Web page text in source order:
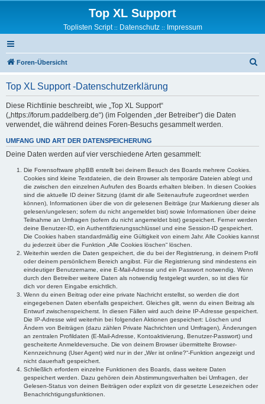
Top XL Support
Toplisten Script:: Datenschutz:: Impressum
Foren-Übersicht
Top XL Support -Datenschutzerklärung
Diese Richtlinie beschreibt, wie „Top XL Support“
(„https://forum.paddelberg.de“) (im Folgenden „der Betreiber“) die Daten
verwendet, die während deines Foren-Besuchs gesammelt werden.
UMFANG UND ART DER DATENSPEICHERUNG
Deine Daten werden auf vier verschiedene Arten gesammelt:
Die Forensoftware phpBB erstellt bei deinem Besuch des Boards mehrere Cookies.
Cookies sind kleine Textdateien, die dein Browser als temporäre Dateien ablegt und
die zwischen den einzelnen Aufrufen des Boards erhalten bleiben. In diesen Cookies
sind die aktuelle ID deiner Sitzung (damit dir alle Seitenaufrufe zugeordnet werden
können), Informationen über die von dir gelesenen Beiträge (zur Markierung dieser als
gelesen/ungelesen; sofern du nicht angemeldet bist) sowie Informationen über deine
Teilnahme an Umfragen (sofern du nicht angemeldet bist) gespeichert. Ferner werden
deine Benutzer-ID, ein Authentifizierungsschlüssel und eine Session-ID gespeichert.
Die Cookies haben standardmäßig eine Gültigkeit von einem Jahr. Alle Cookies kannst
du jederzeit über die Funktion „Alle Cookies löschen“ löschen.
Weiterhin werden die Daten gespeichert, die du bei der Registrierung, in deinem Profil
oder deinem persönlichem Bereich angibst. Für die Registrierung sind mindestens ein
eindeutiger Benutzername, eine E-Mail-Adresse und ein Passwort notwendig. Wenn
durch den Betreiber weitere Daten als notwendig festgelegt wurden, so ist dies für
dich vor deren Eingabe ersichtlich.
Wenn du einen Beitrag oder eine private Nachricht erstellst, so werden die dort
eingegebenen Daten ebenfalls gespeichert. Gleiches gilt, wenn du einen Beitrag als
Entwurf zwischenspeicherst. In diesen Fällen wird auch deine IP-Adresse gespeichert.
Die IP-Adresse wird weiterhin bei folgenden Aktionen gespeichert: Löschen und
Ändern von Beiträgen (dazu zählen Private Nachrichten und Umfragen), Änderungen
an zentralen Profildaten (E-Mail-Adresse, Kontoaktivierung, Benutzer-Passwort) und
gescheiterte Anmeldeversuche. Die von deinem Browser übermittelte Browser-
Kennzeichnung (User Agent) wird nur in der „Wer ist online?“-Funktion angezeigt und
nicht dauerhaft gespeichert.
Schließlich erfordern einzelne Funktionen des Boards, dass weitere Daten
gespeichert werden. Dazu gehören dein Abstimmungsverhalten bei Umfragen, der
Gelesen-Status von deinen Beiträgen oder explizit von dir gesetzte Lesezeichen oder
Benachrichtigungsfunktionen.